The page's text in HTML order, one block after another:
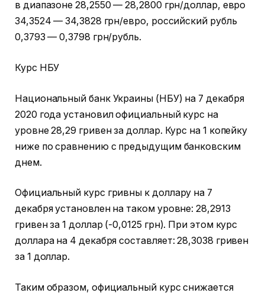
в диапазоне 28,2550 — 28,2800 грн/доллар, евро
34,3524 — 34,3828 грн/евро, российский рубль
0,3793 — 0,3798 грн/рубль.
Курс НБУ
Национальный банк Украины (НБУ) на 7 декабря
2020 года установил официальный курс на
уровне 28,29 гривен за доллар. Курс на 1 копейку
ниже по сравнению с предыдущим банковским
днем.
Официальный курс гривны к доллару на 7
декабря установлен на таком уровне: 28,2913
гривен за 1 доллар (-0,0125 грн). При этом курс
доллара на 4 декабря составляет: 28,3038 гривен
за 1 доллар.
Таким образом, официальный курс снижается